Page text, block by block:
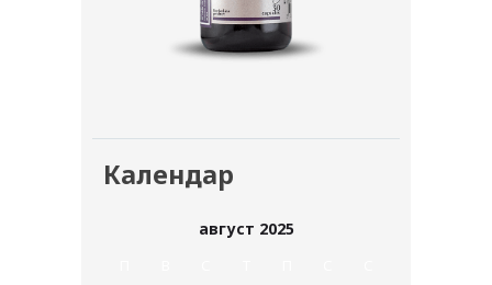
Календар
август 2025